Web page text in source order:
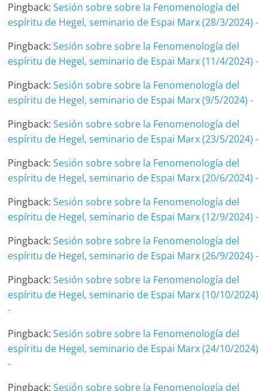
Pingback:Sesión sobre sobre la Fenomenología del
espíritu de Hegel, seminario de Espai Marx (28/3/2024) -
Pingback:Sesión sobre sobre la Fenomenología del
espíritu de Hegel, seminario de Espai Marx (11/4/2024) -
Pingback:Sesión sobre sobre la Fenomenología del
espíritu de Hegel, seminario de Espai Marx (9/5/2024) -
Pingback:Sesión sobre sobre la Fenomenología del
espíritu de Hegel, seminario de Espai Marx (23/5/2024) -
Pingback:Sesión sobre sobre la Fenomenología del
espíritu de Hegel, seminario de Espai Marx (20/6/2024) -
Pingback:Sesión sobre sobre la Fenomenología del
espíritu de Hegel, seminario de Espai Marx (12/9/2024) -
Pingback:Sesión sobre sobre la Fenomenología del
espíritu de Hegel, seminario de Espai Marx (26/9/2024) -
Pingback:Sesión sobre sobre la Fenomenología del
espíritu de Hegel, seminario de Espai Marx (10/10/2024)
-
Pingback:Sesión sobre sobre la Fenomenología del
espíritu de Hegel, seminario de Espai Marx (24/10/2024)
-
Pingback:Sesión sobre sobre la Fenomenología del